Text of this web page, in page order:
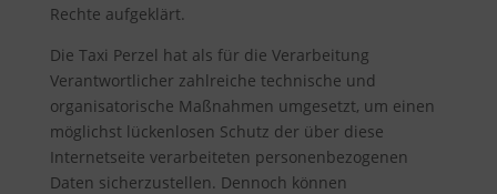
Rechte aufgeklärt.
Die Taxi Perzel hat als für die Verarbeitung
Verantwortlicher zahlreiche technische und
organisatorische Maßnahmen umgesetzt, um einen
möglichst lückenlosen Schutz der über diese
Internetseite verarbeiteten personenbezogenen
Daten sicherzustellen. Dennoch können